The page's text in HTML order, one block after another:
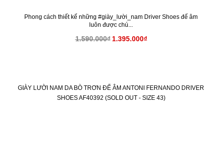
Phong cách thiết kế những #giày_lười_nam Driver Shoes đế âm
luôn được chú...
1.590.000₫ 1.395.000₫
GIÀY LƯỜI NAM DA BÒ TRƠN ĐẾ ÂM ANTONI FERNANDO DRIVER
SHOES AF40392 (SOLD OUT - SIZE 43)